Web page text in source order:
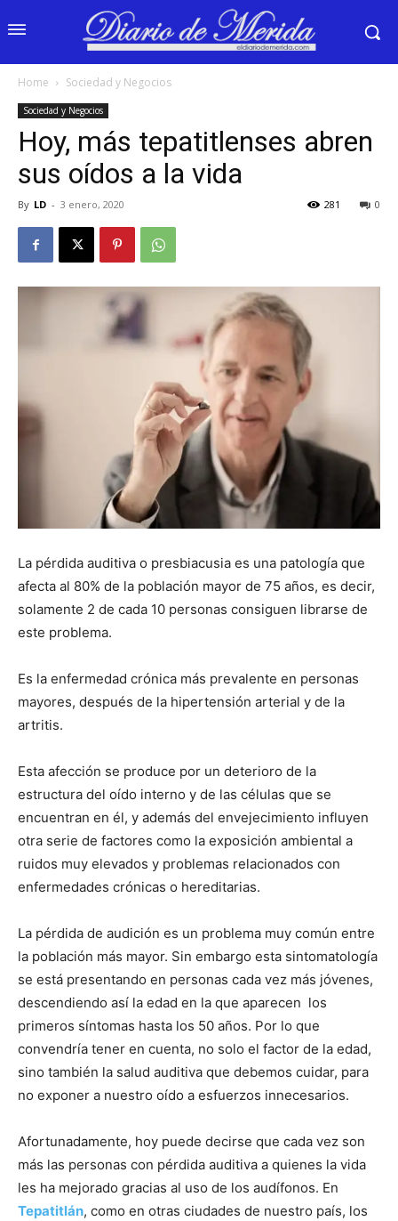
Home Sociedad y Negocios
Sociedad y Negocios
Hoy, más tepatitlenses abren
sus oídos a la vida
By LD - 3 enero, 2020 0
281
La pérdida auditiva o presbiacusia es una patología que
afecta al 80% de la población mayor de 75 años, es decir,
solamente 2 de cada 10 personas consiguen librarse de
este problema.
Es la enfermedad crónica más prevalente en personas
mayores, después de la hipertensión arterial y de la
artritis.
Esta afección se produce por un deterioro de la
estructura del oído interno y de las células que se
encuentran en él, y además del envejecimiento influyen
otra serie de factores como la exposición ambiental a
ruidos muy elevados y problemas relacionados con
enfermedades crónicas o hereditarias.
La pérdida de audición es un problema muy común entre
la población más mayor. Sin embargo esta sintomatología
se está presentando en personas cada vez más jóvenes,
descendiendo así la edad en la que aparecen los
primeros síntomas hasta los 50 años. Por lo que
convendría tener en cuenta, no solo el factor de la edad,
sino también la salud auditiva que debemos cuidar, para
no exponer a nuestro oído a esfuerzos innecesarios.
Afortunadamente, hoy puede decirse que cada vez son
más las personas con pérdida auditiva a quienes la vida
les ha mejorado gracias al uso de los audífonos. En
Tepatitlán, como en otras ciudades de nuestro país, los